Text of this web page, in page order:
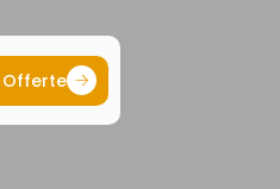
Offerte